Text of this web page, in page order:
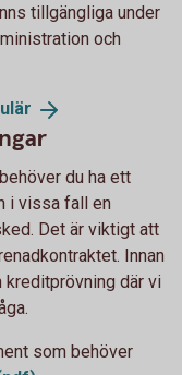
tillgängliga under
och
du ha ett
i vissa fall en
Det är viktigt att
Innan
kreditprövning där vi
som behöver